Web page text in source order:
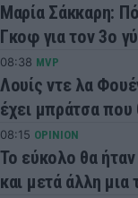
Μαρία Σάκκαρη:
Γκοφ για τον 3ο
08:38 MVP
Λουίς ντε λα
έχει μπράτσα που
08:15 OPINION
Το εύκολο θα
και μετά άλλη μια